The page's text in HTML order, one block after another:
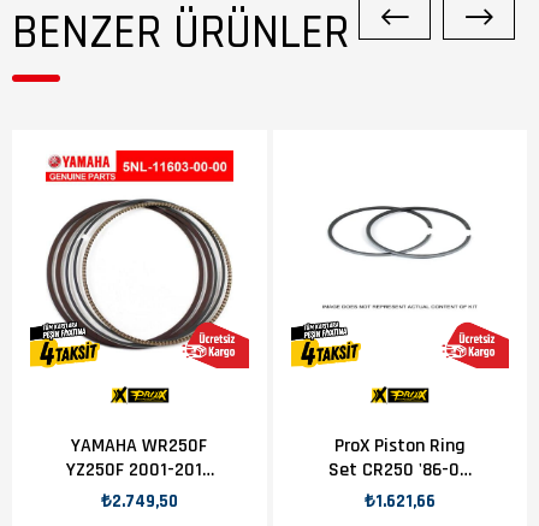
BENZER ÜRÜNLER
YAMAHA WR250F
YZ250F 2001-2018
STD 77mm sekman
₺2.749,50
ProX Piston Ring
Set CR250 '86-04
+ RM250 '96-98
₺1.621,66